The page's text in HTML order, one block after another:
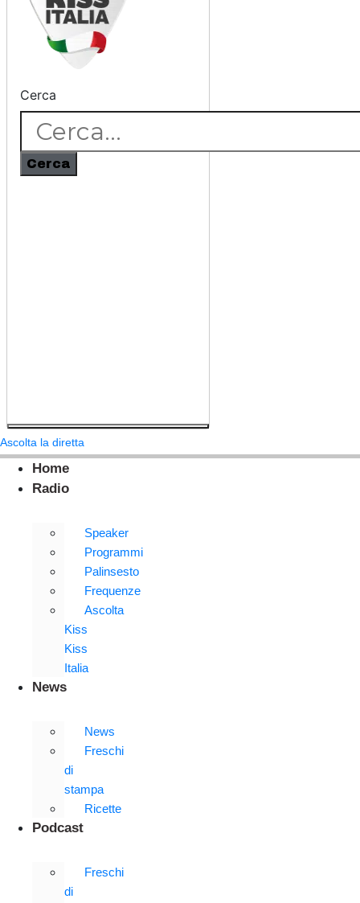
Cerca
Cerca
Ascolta la diretta
Home
Radio
Speaker
Programmi
Palinsesto
Frequenze
Ascolta
Kiss
Kiss
Italia
News
News
Freschi
di
stampa
Ricette
Podcast
Freschi
di